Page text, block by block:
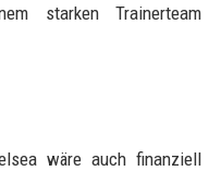
starken Trainerteam
wäre auch finanziell